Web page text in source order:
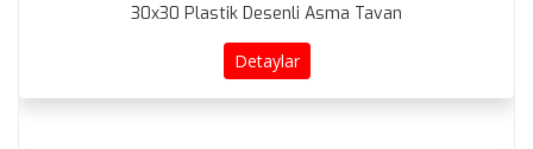
30x30 Plastik Desenli Asma Tavan
Detaylar